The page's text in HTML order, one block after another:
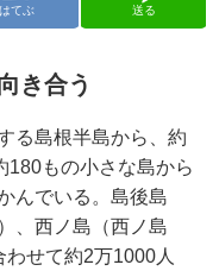
はてぶ 送る
き合う
る島根半島から、約
180もの小さな島から
んでいる。島後島
、西ノ島（西ノ島
せて約2万1000人